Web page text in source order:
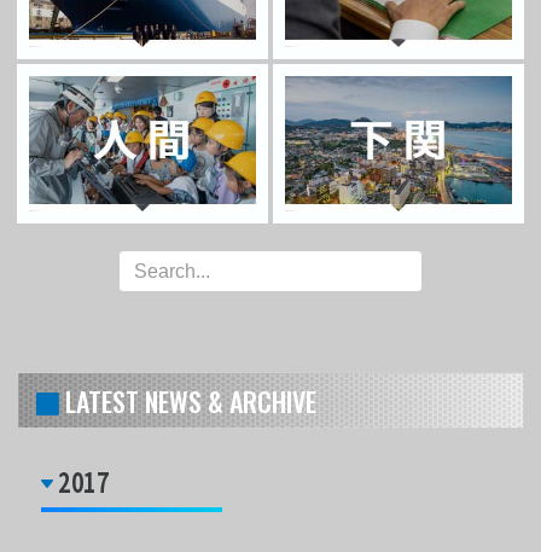
LATEST NEWS & ARCHIVE
2017